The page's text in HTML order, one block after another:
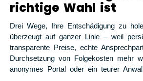
richtige Wahl ist
Drei Wege, Ihre Entschädigung zu
überzeugt auf ganzer Linie – weil
transparente Preise, echte
Durchsetzung von Folgekosten mehr
anonymes Portal oder ein teurer